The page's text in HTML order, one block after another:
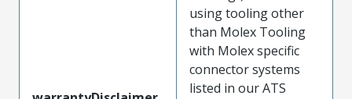
using tooling other
than Molex Tooling
with Molex specific
connector systems
listed in our ATS